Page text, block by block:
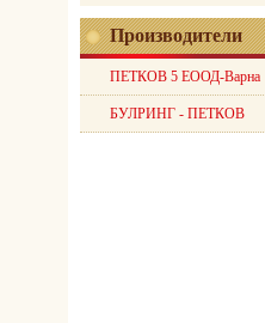
Производители
ПЕТКОВ 5 ЕООД-Варна
БУЛРИНГ - ПЕТКОВ